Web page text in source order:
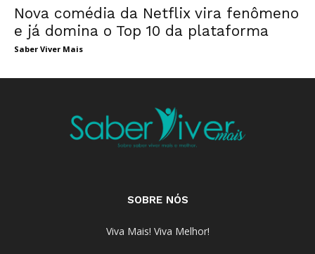
Nova comédia da Netflix vira fenômeno
e já domina o Top 10 da plataforma
Saber Viver Mais
SOBRE NÓS
Viva Mais! Viva Melhor!